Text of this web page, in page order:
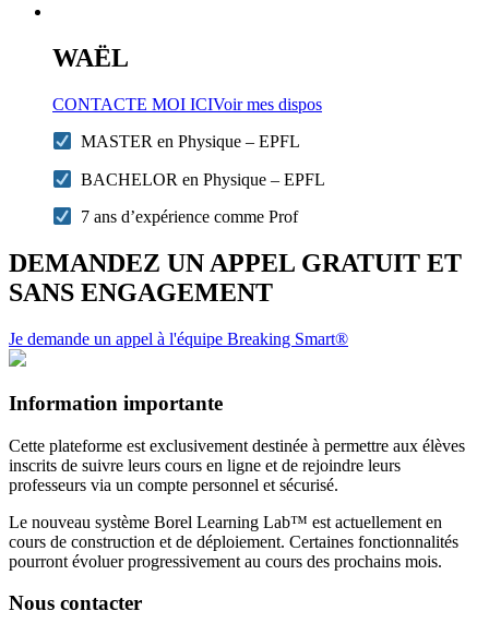
WAËL
CONTACTE MOI ICIVoir mes dispos
MASTER en Physique – EPFL
BACHELOR en Physique – EPFL
7 ans d’expérience comme Prof
DEMANDEZ UN APPEL GRATUIT ET
SANS ENGAGEMENT
Je demande un appel à l'équipe Breaking Smart®
Information importante
Cette plateforme est exclusivement destinée à permettre aux élèves
inscrits de suivre leurs cours en ligne et de rejoindre leurs
professeurs via un compte personnel et sécurisé.
Le nouveau système Borel Learning Lab™ est actuellement en
cours de construction et de déploiement. Certaines fonctionnalités
pourront évoluer progressivement au cours des prochains mois.
Nous contacter